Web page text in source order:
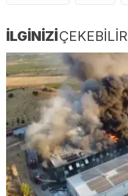
İLGİNİZİÇEKEBİLİR